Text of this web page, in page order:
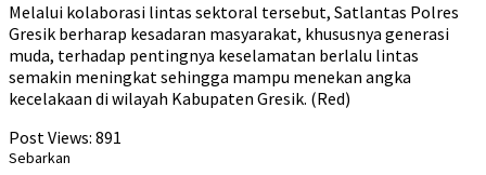
Melalui kolaborasi lintas sektoral tersebut, Satlantas Polres
Gresik berharap kesadaran masyarakat, khususnya generasi
muda, terhadap pentingnya keselamatan berlalu lintas
semakin meningkat sehingga mampu menekan angka
kecelakaan di wilayah Kabupaten Gresik. (Red)
Post Views: 891
Sebarkan